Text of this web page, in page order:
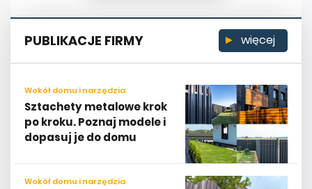
PUBLIKACJE FIRMY więcej
Wokół domu i narzędzia
Sztachety metalowe krok
po kroku. Poznaj modele i
dopasuj je do domu
Wokół domu i narzędzia